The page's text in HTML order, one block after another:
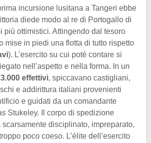
incursione lusitana a Tangeri ebbe
diede modo al re di Portogallo di
più ottimistici. Attingendo dal tesoro
mise in piedi una flotta di tutto rispetto
). L’esercito su cui poté contare si
nell’aspetto e nella forma. In un
effettivi, spiccavano castigliani,
e addirittura italiani provenienti
e guidati da un comandante
Stukeley. Il corpo di spedizione
scarsamente disciplinato, impreparato,
poco coeso. L’élite dell’esercito